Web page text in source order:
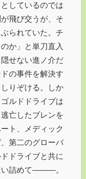
しているのでは
飛び交うが、そ
られていた。チ
か」と単刀直入
せない進ノ介だ
の事件を解決す
りぞける。しか
ルドドライブは
亡したブレンを
ト、メディック
第二のグローバ
ドライブと共に
い詰めて―――。